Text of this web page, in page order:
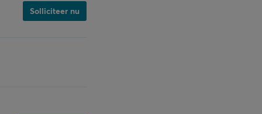
Solliciteer nu